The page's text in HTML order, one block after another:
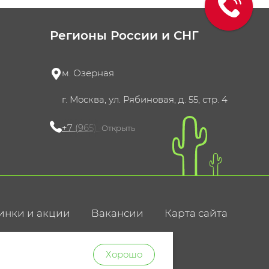
Регионы России и СНГ
м. Озерная
г. Москва, ул. Рябиновая, д. 55, стр. 4
+7 (965) 420-10-10
Открыть
и акции Вакансии Карта сайта
Хорошо